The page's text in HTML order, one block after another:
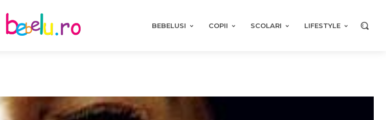
BEBELUSI COPII SCOLARI LIFESTYLE